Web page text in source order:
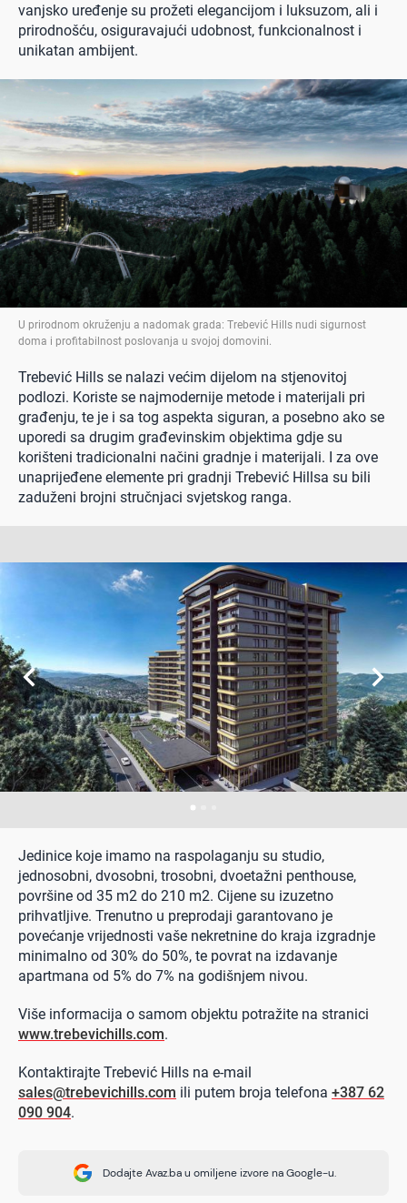
vanjsko uređenje su prožeti elegancijom i luksuzom, ali i
prirodnošću, osiguravajući udobnost, funkcionalnost i
unikatan ambijent.
U prirodnom okruženju a nadomak grada: Trebević Hills nudi sigurnost
doma i profitabilnost poslovanja u svojoj domovini.
Trebević Hills se nalazi većim dijelom na stjenovitoj
podlozi. Koriste se najmodernije metode i materijali pri
građenju, te je i sa tog aspekta siguran, a posebno ako se
uporedi sa drugim građevinskim objektima gdje su
korišteni tradicionalni načini gradnje i materijali. I za ove
unaprijeđene elemente pri gradnji Trebević Hillsa su bili
zaduženi brojni stručnjaci svjetskog ranga.
Jedinice koje imamo na raspolaganju su studio,
jednosobni, dvosobni, trosobni, dvoetažni penthouse,
površine od 35 m2 do 210 m2. Cijene su izuzetno
prihvatljive. Trenutno u preprodaji garantovano je
povećanje vrijednosti vaše nekretnine do kraja izgradnje
minimalno od 30% do 50%, te povrat na izdavanje
apartmana od 5% do 7% na godišnjem nivou.
Više informacija o samom objektu potražite na stranici
www.trebevichills.com.
Kontaktirajte Trebević Hills na e-mail
sales@trebevichills.com ili putem broja telefona +387 62
090 904.
Dodajte Avaz.ba u omiljene izvore na Google-u.